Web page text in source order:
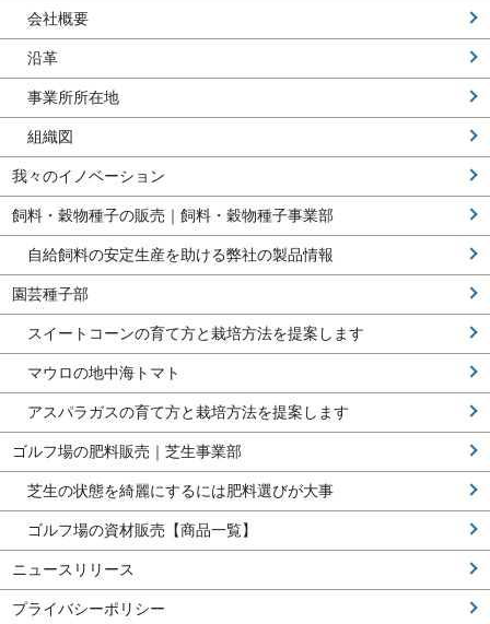
会社概要
沿革
事業所所在地
組織図
我々のイノベーション
飼料・穀物種子の販売｜飼料・穀物種子事業部
自給飼料の安定生産を助ける弊社の製品情報
園芸種子部
スイートコーンの育て方と栽培方法を提案します
マウロの地中海トマト
アスパラガスの育て方と栽培方法を提案します
ゴルフ場の肥料販売｜芝生事業部
芝生の状態を綺麗にするには肥料選びが大事
ゴルフ場の資材販売【商品一覧】
ニュースリリース
プライバシーポリシー